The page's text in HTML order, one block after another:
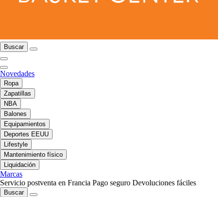
Buscar
Novedades
Ropa
Zapatillas
NBA
Balones
Equipamientos
Deportes EEUU
Lifestyle
Mantenimiento físico
Liquidación
Marcas
Servicio postventa en Francia Pago seguro Devoluciones fáciles
Buscar